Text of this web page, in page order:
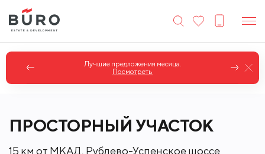
Лучшие предложения месяца.
Посмотреть
ПРОСТОРНЫЙ УЧАСТОК
15 км от МКАД, Рублево-Успенское шоссе